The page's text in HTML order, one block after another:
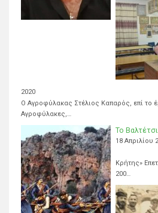
2020
Ο Αγροφύλακας Στέλιος Καπαρός, επί το
Αγροφύλακες,…
Το
18 Απριλίου
«Το
Κρήτης»
200…